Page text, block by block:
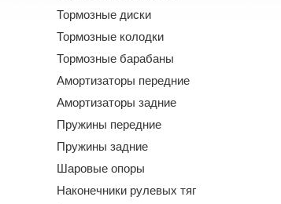
Тормозные диски
Тормозные колодки
Тормозные барабаны
Амортизаторы передние
Амортизаторы задние
Пружины передние
Пружины задние
Шаровые опоры
Наконечники рулевых тяг